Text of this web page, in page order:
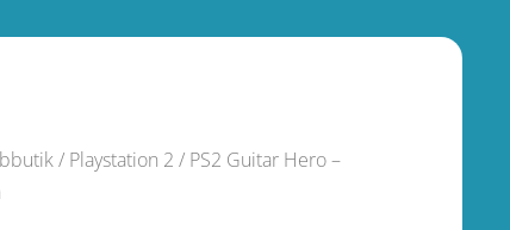
/ Playstation 2 / PS2 Guitar Hero –